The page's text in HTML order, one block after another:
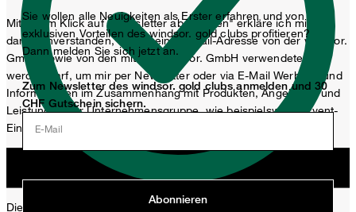
Mit einem Klick auf „Newsletter abonnieren" erkläre ich mich
damit einverstanden, dass meine E-Mail-Adresse von der windsor.
GmbH sowie von den mit der windsor. GmbH verwendeten
werden darf, um mir per Newsletter oder via E-Mail Werbung und
Informationen im Zusammenhang mit Produkten, Angeboten und
Leistungen der Unternehmensgruppe, wie beispielsweise Event-
Einladungen, Aktionen, Produkt-Promotions zuzusenden.
Diese Einwilligung kann ich jederzeit durch den Abmeldelink im
E-Mail
Zum Newsletter des windsor. gold clubs anmelden und 30
CHF Gutschein sichern.
Sie wollen alle Neuigkeiten als Erster erfahren und von
exklusiven Vorteilen des windsor. gold clubs profitieren?
Dann melden Sie sich jetzt an.
Abonnieren